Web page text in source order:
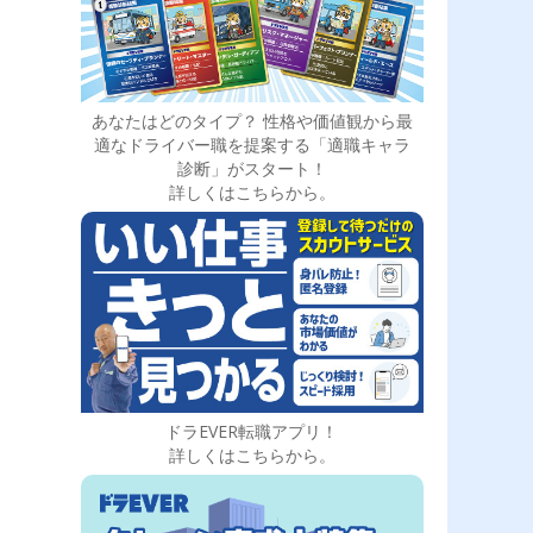
あなたはどのタイプ？ 性格や価値観から最
適なドライバー職を提案する「適職キャラ
診断」がスタート！
詳しくはこちらから。
ドラEVER転職アプリ！
詳しくはこちらから。